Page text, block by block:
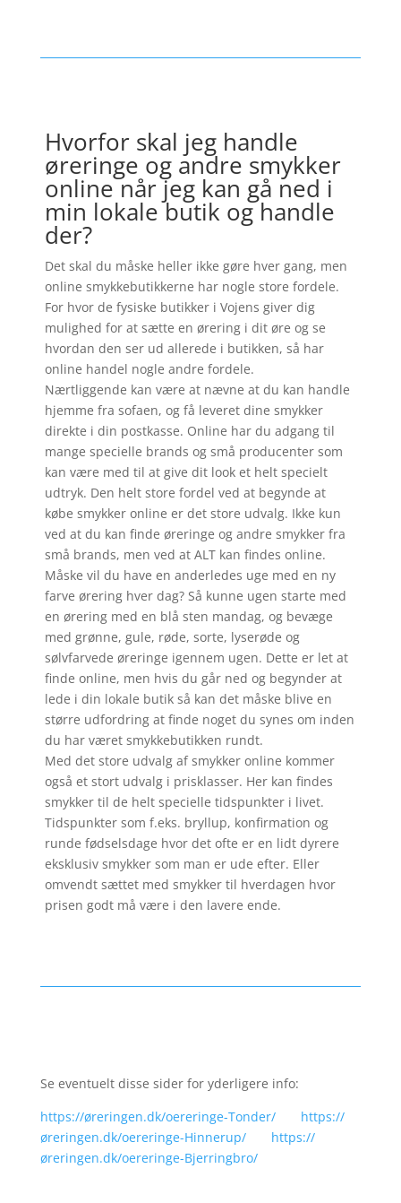
Hvorfor skal jeg handle
øreringe og andre smykker
online når jeg kan gå ned i
min lokale butik og handle
der?
Det skal du måske heller ikke gøre hver gang, men
online smykkebutikkerne har nogle store fordele.
For hvor de fysiske butikker i Vojens giver dig
mulighed for at sætte en ørering i dit øre og se
hvordan den ser ud allerede i butikken, så har
online handel nogle andre fordele.
Nærtliggende kan være at nævne at du kan handle
hjemme fra sofaen, og få leveret dine smykker
direkte i din postkasse. Online har du adgang til
mange specielle brands og små producenter som
kan være med til at give dit look et helt specielt
udtryk. Den helt store fordel ved at begynde at
købe smykker online er det store udvalg. Ikke kun
ved at du kan finde øreringe og andre smykker fra
små brands, men ved at ALT kan findes online.
Måske vil du have en anderledes uge med en ny
farve ørering hver dag? Så kunne ugen starte med
en ørering med en blå sten mandag, og bevæge
med grønne, gule, røde, sorte, lyserøde og
sølvfarvede øreringe igennem ugen. Dette er let at
finde online, men hvis du går ned og begynder at
lede i din lokale butik så kan det måske blive en
større udfordring at finde noget du synes om inden
du har været smykkebutikken rundt.
Med det store udvalg af smykker online kommer
også et stort udvalg i prisklasser. Her kan findes
smykker til de helt specielle tidspunkter i livet.
Tidspunkter som f.eks. bryllup, konfirmation og
runde fødselsdage hvor det ofte er en lidt dyrere
eksklusiv smykker som man er ude efter. Eller
omvendt sættet med smykker til hverdagen hvor
prisen godt må være i den lavere ende.
Se eventuelt disse sider for yderligere info:
https://øreringen.dk/oereringe-Tonder/
https://
øreringen.dk/oereringe-Hinnerup/
https://
øreringen.dk/oereringe-Bjerringbro/